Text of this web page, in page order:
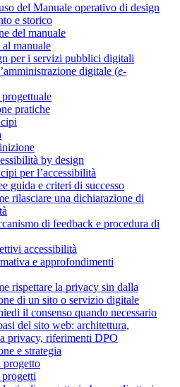
del Manuale operativo di design
e storico
del manuale
manuale
per i servizi pubblici digitali
digitale (e-
pratiche
by design
per l’accessibilità
guida e criteri di successo
rilasciare una dichiarazione di
di feedback e procedura di
accessibilità
e approfondimenti
rispettare la privacy sin dalla
di un sito o servizio digitale
il consenso quando necessario
del sito web: architettura,
privacy, riferimenti DPO
e strategia